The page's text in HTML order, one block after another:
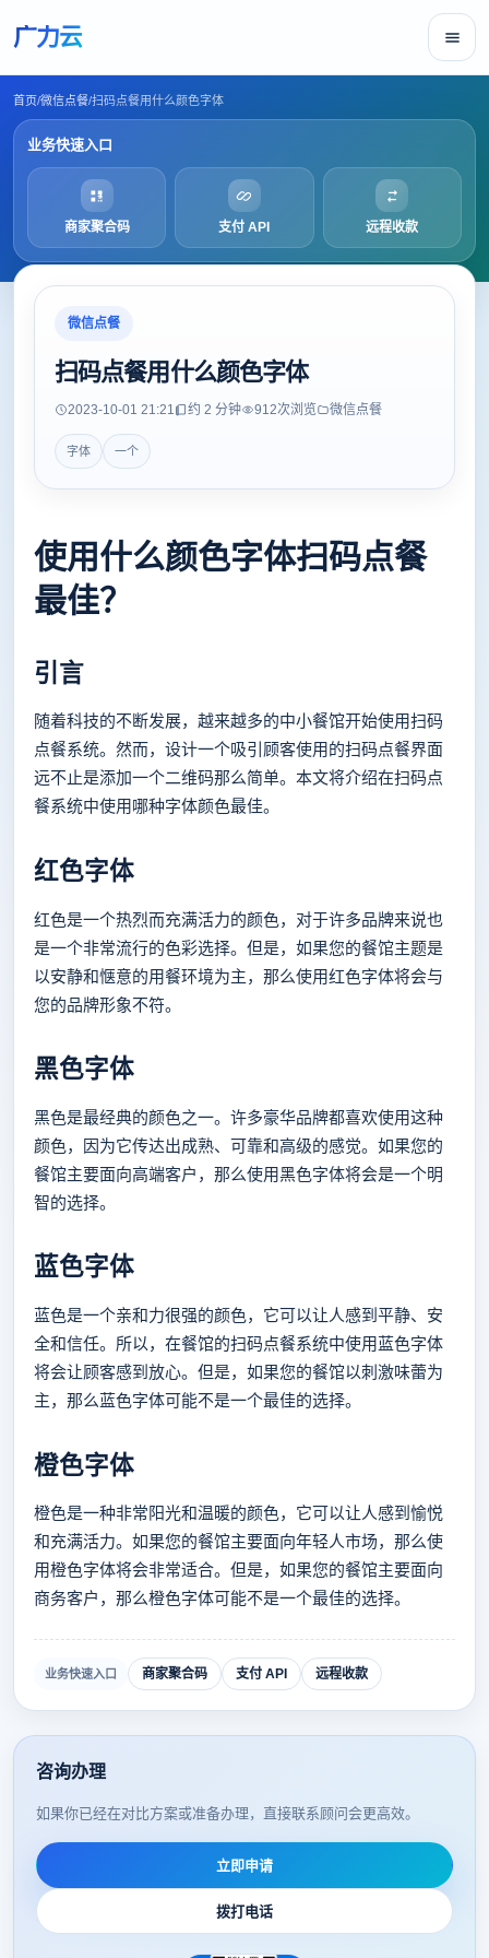
广力云
首页/微信点餐/扫码点餐用什么颜色字体
业务快速入口
商家聚合码 支付 API 远程收款
微信点餐
扫码点餐用什么颜色字体
2023-10-01 21:21 约 2 分钟 912次浏览 微信点餐
字体 一个
使用什么颜色字体扫码点餐
最佳？
引言
随着科技的不断发展，越来越多的中小餐馆开始使用扫码
点餐系统。然而，设计一个吸引顾客使用的扫码点餐界面
远不止是添加一个二维码那么简单。本文将介绍在扫码点
餐系统中使用哪种字体颜色最佳。
红色字体
红色是一个热烈而充满活力的颜色，对于许多品牌来说也
是一个非常流行的色彩选择。但是，如果您的餐馆主题是
以安静和惬意的用餐环境为主，那么使用红色字体将会与
您的品牌形象不符。
黑色字体
黑色是最经典的颜色之一。许多豪华品牌都喜欢使用这种
颜色，因为它传达出成熟、可靠和高级的感觉。如果您的
餐馆主要面向高端客户，那么使用黑色字体将会是一个明
智的选择。
蓝色字体
蓝色是一个亲和力很强的颜色，它可以让人感到平静、安
全和信任。所以，在餐馆的扫码点餐系统中使用蓝色字体
将会让顾客感到放心。但是，如果您的餐馆以刺激味蕾为
主，那么蓝色字体可能不是一个最佳的选择。
橙色字体
橙色是一种非常阳光和温暖的颜色，它可以让人感到愉悦
和充满活力。如果您的餐馆主要面向年轻人市场，那么使
用橙色字体将会非常适合。但是，如果您的餐馆主要面向
商务客户，那么橙色字体可能不是一个最佳的选择。
业务快速入口 商家聚合码 支付 API 远程收款
咨询办理
如果你已经在对比方案或准备办理，直接联系顾问会更高效。
立即申请
拨打电话